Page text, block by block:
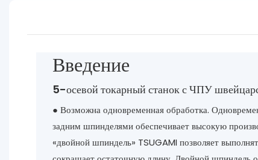
Введение
5-осевой токарный станок с ЧПУ
● Возможна одновременная обработка.
задним шпинделями обеспечивает высокую
«двойной шпиндель» TSUGAMI позволяет